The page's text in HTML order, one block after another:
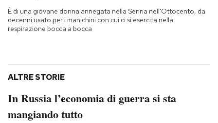
È di una giovane donna annegata nella Senna nell'Ottocento, da
decenni usato per i manichini con cui ci si esercita nella
respirazione bocca a bocca
ALTRE STORIE
In Russia l’economia di guerra si sta
mangiando tutto